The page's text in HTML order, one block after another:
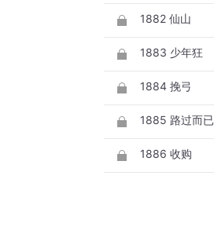
1882 仙山
1883 少年狂
1884 挽弓
1885 路过而已
1886 收购